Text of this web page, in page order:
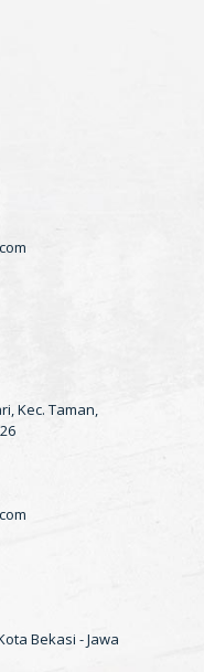
Kec. Taman,
Bekasi - Jawa